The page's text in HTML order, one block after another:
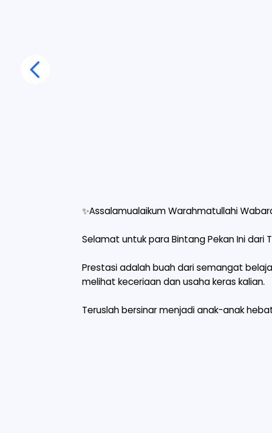
✨Assalamualaikum Warahmatullahi
Selamat untuk para Bintang Pekan Ini dari
Prestasi adalah buah dari semangat
melihat keceriaan dan usaha keras kalian.
Teruslah bersinar menjadi anak-anak